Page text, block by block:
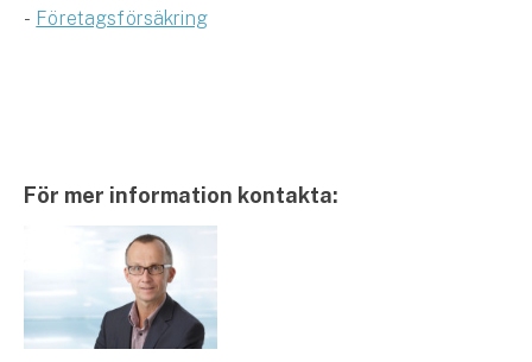
- Företagsförsäkring
För mer information kontakta: